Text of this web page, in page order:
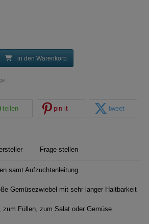
in den Warenkorb
teilen pin it tweet
Frage stellen
samt Aufzuchtanleitung.
Gemüsezwiebel mit sehr langer Haltbarkeit
zum Füllen, zum Salat oder Gemüse